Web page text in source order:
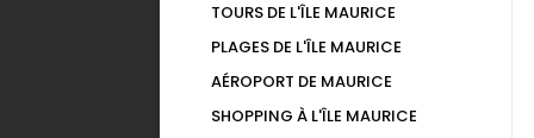
TOURS DE L'ÎLE MAURICE
PLAGES DE L'ÎLE MAURICE
AÉROPORT DE MAURICE
SHOPPING À L'ÎLE MAURICE